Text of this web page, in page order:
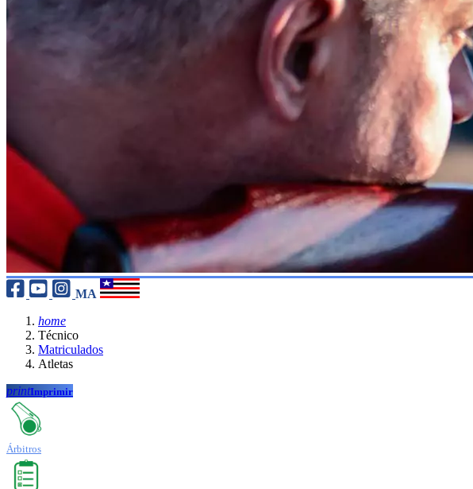
MA
home
Técnico
Matriculados
Atletas
printImprimir
Árbitros